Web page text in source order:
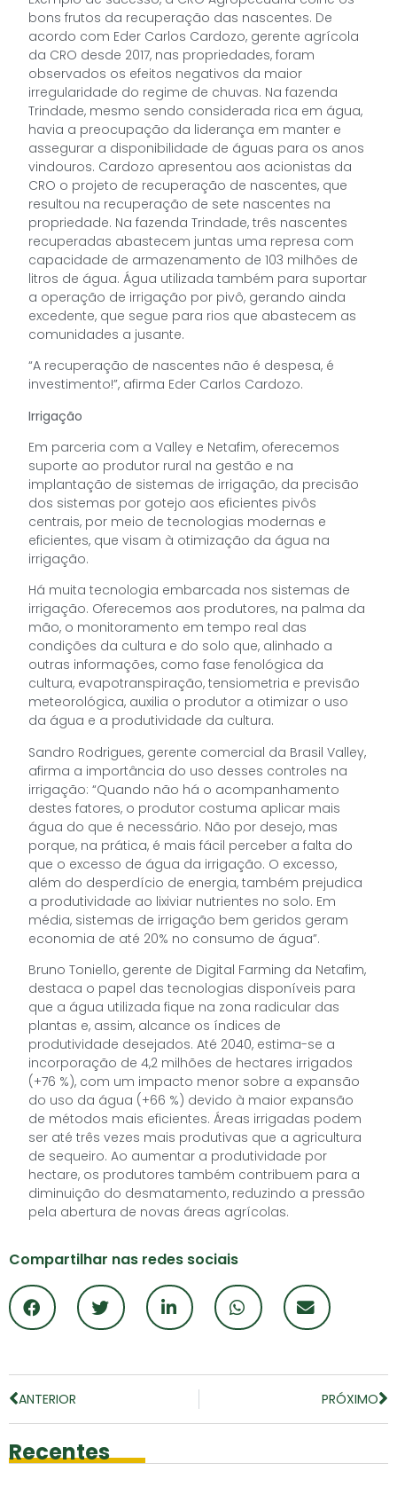
bons frutos da recuperação das nascentes. De
acordo com Eder Carlos Cardozo, gerente agrícola
da CRO desde 2017, nas propriedades, foram
observados os efeitos negativos da maior
irregularidade do regime de chuvas. Na fazenda
Trindade, mesmo sendo considerada rica em água,
havia a preocupação da liderança em manter e
assegurar a disponibilidade de águas para os anos
vindouros. Cardozo apresentou aos acionistas da
CRO o projeto de recuperação de nascentes, que
resultou na recuperação de sete nascentes na
propriedade. Na fazenda Trindade, três nascentes
recuperadas abastecem juntas uma represa com
capacidade de armazenamento de 103 milhões de
litros de água. Água utilizada também para suportar
a operação de irrigação por pivô, gerando ainda
excedente, que segue para rios que abastecem as
comunidades a jusante.
“A recuperação de nascentes não é despesa, é
investimento!”, afirma Eder Carlos Cardozo.
Irrigação
Em parceria com a Valley e Netafim, oferecemos
suporte ao produtor rural na gestão e na
implantação de sistemas de irrigação, da precisão
dos sistemas por gotejo aos eficientes pivôs
centrais, por meio de tecnologias modernas e
eficientes, que visam à otimização da água na
irrigação.
Há muita tecnologia embarcada nos sistemas de
irrigação. Oferecemos aos produtores, na palma da
mão, o monitoramento em tempo real das
condições da cultura e do solo que, alinhado a
outras informações, como fase fenológica da
cultura, evapotranspiração, tensiometria e previsão
meteorológica, auxilia o produtor a otimizar o uso
da água e a produtividade da cultura.
Sandro Rodrigues, gerente comercial da Brasil Valley,
afirma a importância do uso desses controles na
irrigação: “Quando não há o acompanhamento
destes fatores, o produtor costuma aplicar mais
água do que é necessário. Não por desejo, mas
porque, na prática, é mais fácil perceber a falta do
que o excesso de água da irrigação. O excesso,
além do desperdício de energia, também prejudica
a produtividade ao lixiviar nutrientes no solo. Em
média, sistemas de irrigação bem geridos geram
economia de até 20% no consumo de água”.
Bruno Toniello, gerente de Digital Farming da Netafim,
destaca o papel das tecnologias disponíveis para
que a água utilizada fique na zona radicular das
plantas e, assim, alcance os índices de
produtividade desejados. Até 2040, estima-se a
incorporação de 4,2 milhões de hectares irrigados
(+76 %), com um impacto menor sobre a expansão
do uso da água (+66 %) devido à maior expansão
de métodos mais eficientes. Áreas irrigadas podem
ser até três vezes mais produtivas que a agricultura
de sequeiro. Ao aumentar a produtividade por
hectare, os produtores também contribuem para a
diminuição do desmatamento, reduzindo a pressão
pela abertura de novas áreas agrícolas.
Compartilhar nas redes sociais
ANTERIOR PRÓXIMO
Recentes